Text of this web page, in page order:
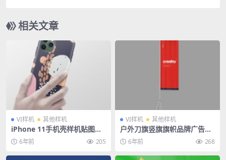
相关文章
VI样机 其他样机
iPhone 11手机壳样机贴图文
创设计毕业作品展示效果图PS
D贴图素材
6年前 205
VI样机 其他样机
户外刀旗竖旗旗帜品牌广告样
机贴图PSD源文件智能对象模
板素材
6年前 268